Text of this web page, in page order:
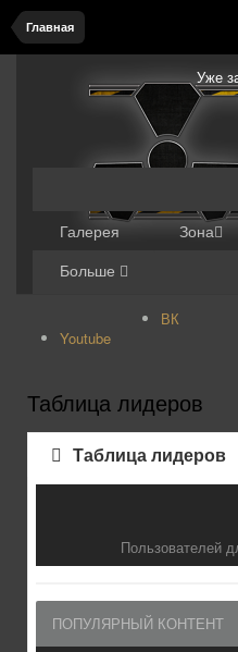
Главная
Уже
Галерея Зона
Больше
ВК
Youtube
Таблица лидеров
Таблица лидеров
Пользователей
ПОПУЛЯРНЫЙ КОНТЕНТ